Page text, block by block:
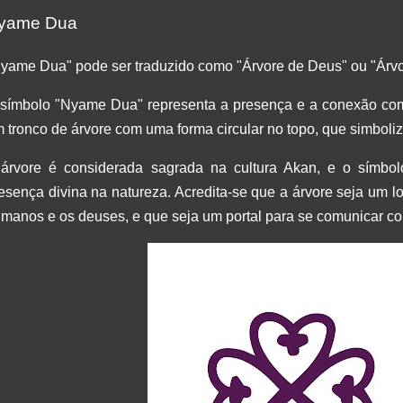
Dua
Dua" pode ser traduzido como "Árvore de Deus" ou
"Nyame Dua" representa a presença e a conexão
tronco de árvore com uma forma circular no topo, que
é considerada sagrada na cultura Akan, e o
divina na natureza. Acredita-se que a árvore seja um
e os deuses, e que seja um portal para se comunicar